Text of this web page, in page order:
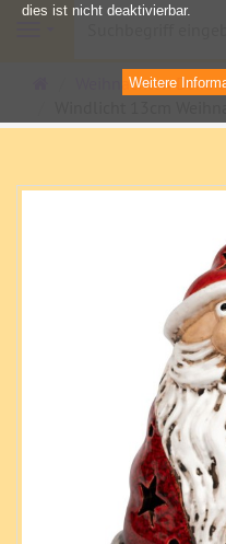
Weihnachten Deko
dies ist nicht deaktivierbar.
Weitere